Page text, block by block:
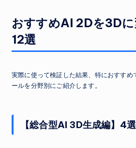
おすすめAI 2Dを3D
12選
実際に使って検証した結果、特におすす
ールを分野別にご紹介します。
【総合型AI 3D生成編】4選